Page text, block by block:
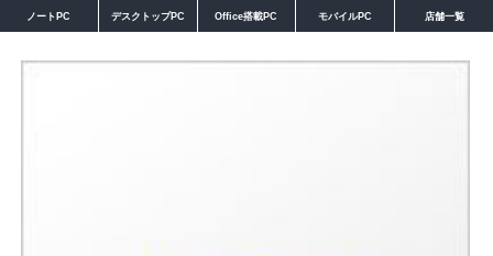
ノートPC デスクトップPC Office搭載PC モバイルPC 店舗一覧